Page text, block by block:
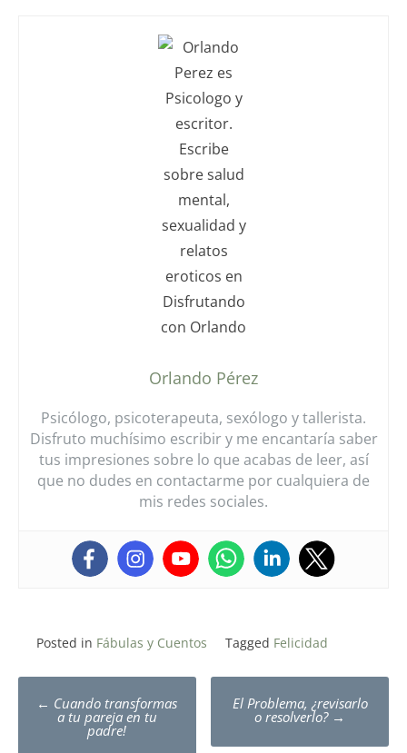
Orlando Pérez
Psicólogo, psicoterapeuta, sexólogo y tallerista.
Disfruto muchísimo escribir y me encantaría saber
tus impresiones sobre lo que acabas de leer, así
que no dudes en contactarme por cualquiera de
mis redes sociales.
Posted in Fábulas y Cuentos Tagged Felicidad
Post
navigation
← Cuando transformas
a tu pareja en tu
padre!
El Problema, ¿revisarlo
o resolverlo? →